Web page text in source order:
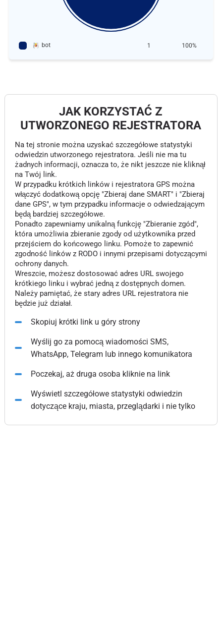
bot 1 100%
JAK KORZYSTAĆ Z
UTWORZONEGO REJESTRATORA
Na tej stronie można uzyskać szczegółowe statystyki
odwiedzin utworzonego rejestratora. Jeśli nie ma tu
żadnych informacji, oznacza to, że nikt jeszcze nie kliknął
na Twój link.
W przypadku krótkich linków i rejestratora GPS można
włączyć dodatkową opcję "Zbieraj dane SMART" i "Zbieraj
dane GPS", w tym przypadku informacje o odwiedzającym
będą bardziej szczegółowe.
Ponadto zapewniamy unikalną funkcję "Zbieranie zgód",
która umożliwia zbieranie zgody od użytkownika przed
przejściem do końcowego linku. Pomoże to zapewnić
zgodność linków z RODO i innymi przepisami dotyczącymi
ochrony danych.
Wreszcie, możesz dostosować adres URL swojego
krótkiego linku i wybrać jedną z dostępnych domen.
Należy pamiętać, że stary adres URL rejestratora nie
będzie już działał.
Skopiuj krótki link u góry strony
Wyślij go za pomocą wiadomości SMS,
WhatsApp, Telegram lub innego komunikatora
Poczekaj, aż druga osoba kliknie na link
Wyświetl szczegółowe statystyki odwiedzin
dotyczące kraju, miasta, przeglądarki i nie tylko